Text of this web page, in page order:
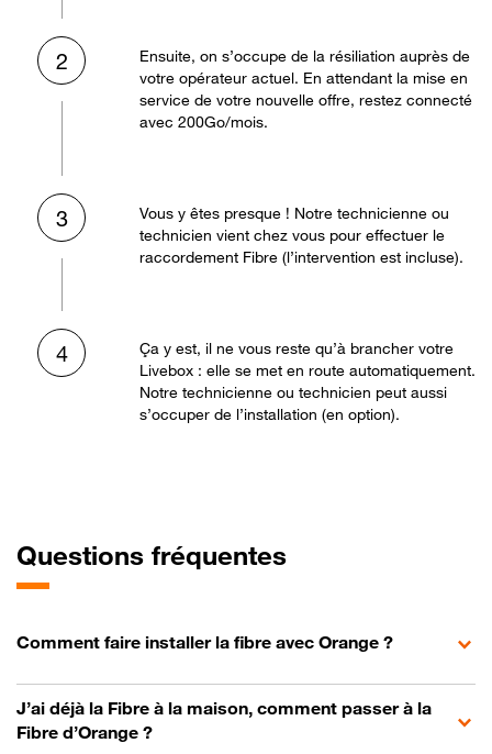
2
Ensuite, on s’occupe de la résiliation auprès de
votre opérateur actuel. En attendant la mise en
service de votre nouvelle offre, restez connecté
avec 200Go/mois.
3
Vous y êtes presque ! Notre technicienne ou
technicien vient chez vous pour effectuer le
raccordement Fibre (l’intervention est incluse).
4
Ça y est, il ne vous reste qu’à brancher votre
Livebox : elle se met en route automatiquement.
Notre technicienne ou technicien peut aussi
s’occuper de l’installation (en option).
Questions fréquentes
Comment faire installer la fibre avec Orange ?
J’ai déjà la Fibre à la maison, comment passer à la
Fibre d’Orange ?